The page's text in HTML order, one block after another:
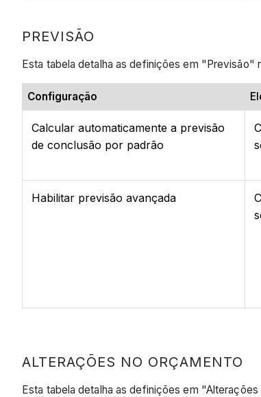
PREVISÃO
Esta tabela detalha as definições em
Configuração
Calcular automaticamente a previsão
de conclusão por padrão
Habilitar previsão avançada
ALTERAÇÕES NO ORÇAMENTO
Esta tabela detalha as definições em